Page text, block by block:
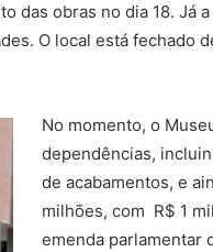
das obras no dia 18.
O local está fechado
No momento, o
dependências,
de acabamentos, e
milhões, com R$ 1
emenda parlamentar